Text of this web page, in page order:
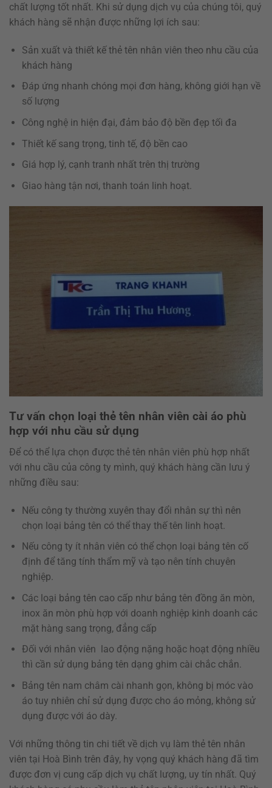
chất lượng tốt nhất. Khi sử dụng dịch vụ của chúng tôi, quý
khách hàng sẽ nhận được những lợi ích sau:
Sản xuất và thiết kế thẻ tên nhân viên theo nhu cầu của
khách hàng
Đáp ứng nhanh chóng mọi đơn hàng, không giới hạn về
số lượng
Công nghệ in hiện đại, đảm bảo độ bền đẹp tối đa
Thiết kế sang trọng, tinh tế, độ bền cao
Giá hợp lý, cạnh tranh nhất trên thị trường
Giao hàng tận nơi, thanh toán linh hoạt.
Tư vấn chọn loại thẻ tên nhân viên cài áo phù
hợp với nhu cầu sử dụng
Để có thể lựa chọn được thẻ tên nhân viên phù hợp nhất
với nhu cầu của công ty mình, quý khách hàng cần lưu ý
những điều sau:
Nếu công ty thường xuyên thay đổi nhân sự thì nên
chọn loại bảng tên có thể thay thế tên linh hoạt.
Nếu công ty ít nhân viên có thể chọn loại bảng tên cố
định để tăng tính thẩm mỹ và tạo nên tính chuyên
nghiệp.
Các loại bảng tên cao cấp như bảng tên đồng ăn mòn,
inox ăn mòn phù hợp với doanh nghiệp kinh doanh các
mặt hàng sang trọng, đẳng cấp
Đối với nhân viên lao động nặng hoặc hoạt động nhiều
thì cần sử dụng bảng tên dạng ghim cài chắc chắn.
Bảng tên nam châm cài nhanh gọn, không bị móc vào
áo tuy nhiên chỉ sử dụng được cho áo mỏng, không sử
dụng được với áo dày.
Với những thông tin chi tiết về dịch vụ làm thẻ tên nhân
viên tại Hoà Bình trên đây, hy vọng quý khách hàng đã tìm
được đơn vị cung cấp dịch vụ chất lượng, uy tín nhất. Quý